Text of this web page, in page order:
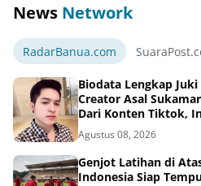
News Network
RadarBanua.com
Biodata Lengkap
Creator Asal
Dari Konten Tiktok,
Agustus 08, 2026
Genjot Latihan di
Indonesia Siap